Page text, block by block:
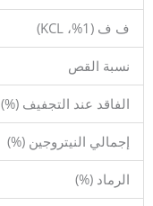
ف ف (1%، KCL)
نسبة القص
الفاقد عند التجفيف (%)
إجمالي النيتروجين (%)
الرماد (%)